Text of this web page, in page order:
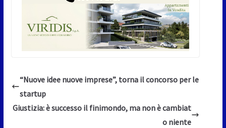
“Nuove idee nuove imprese”, torna il concorso per le
startup
Giustizia: è successo il finimondo, ma non è cambiat
o niente